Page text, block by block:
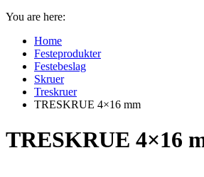
You are here:
Home
Festeprodukter
Festebeslag
Skruer
Treskruer
TRESKRUE 4×16 mm
TRESKRUE 4×16